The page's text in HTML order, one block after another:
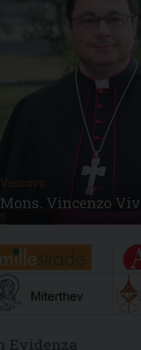
Vescovo
Mons. Vincenzo